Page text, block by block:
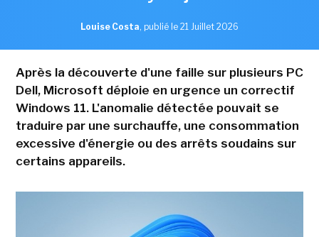
Louise Costa, publié le 21 Juillet 2026
Après la découverte d'une faille sur plusieurs PC
Dell, Microsoft déploie en urgence un correctif
Windows 11. L'anomalie détectée pouvait se
traduire par une surchauffe, une consommation
excessive d'énergie ou des arrêts soudains sur
certains appareils.